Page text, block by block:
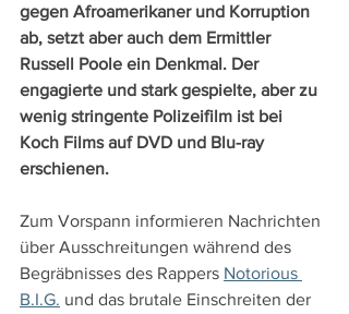
gegen Afroamerikaner und Korruption
ab, setzt aber auch dem Ermittler
Russell Poole ein Denkmal. Der
engagierte und stark gespielte, aber zu
wenig stringente Polizeifilm ist bei
Koch Films auf DVD und Blu-ray
erschienen.
Zum Vorspann informieren Nachrichten
über Ausschreitungen während des
Begräbnisses des Rappers Notorious
B.I.G. und das brutale Einschreiten der